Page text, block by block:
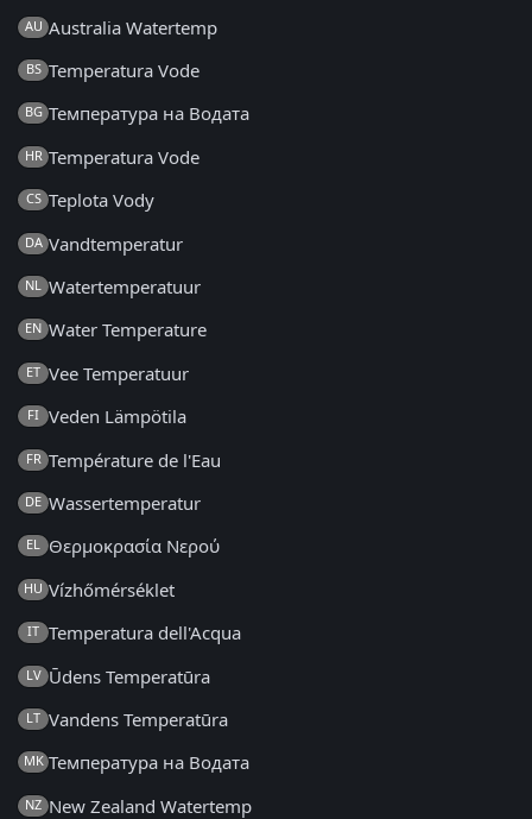
AU Australia Watertemp
BS Temperatura Vode
BG Температура на Водата
HR Temperatura Vode
CS Teplota Vody
DA Vandtemperatur
NL Watertemperatuur
EN Water Temperature
ET Vee Temperatuur
FI Veden Lämpötila
FR Température de l'Eau
DE Wassertemperatur
EL Θερμοκρασία Νερού
HU Vízhőmérséklet
IT Temperatura dell'Acqua
LV Ūdens Temperatūra
LT Vandens Temperatūra
MK Температура на Водата
NZ New Zealand Watertemp